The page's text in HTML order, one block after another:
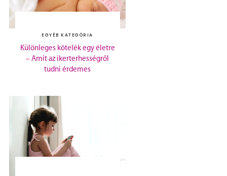
EGYÉB KATEGÓRIA
Különleges kötelék egy életre
– Amit az ikerterhességről
tudni érdemes